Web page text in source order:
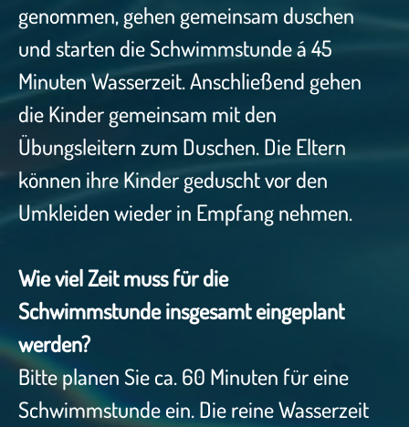
genommen, gehen gemeinsam duschen
und starten die Schwimmstunde á 45
Minuten Wasserzeit. Anschließend gehen
die Kinder gemeinsam mit den
Übungsleitern zum Duschen. Die Eltern
können ihre Kinder geduscht vor den
Umkleiden wieder in Empfang nehmen.
Wie viel Zeit muss für die
Schwimmstunde insgesamt eingeplant
werden?
Bitte planen Sie ca. 60 Minuten für eine
Schwimmstunde ein. Die reine Wasserzeit